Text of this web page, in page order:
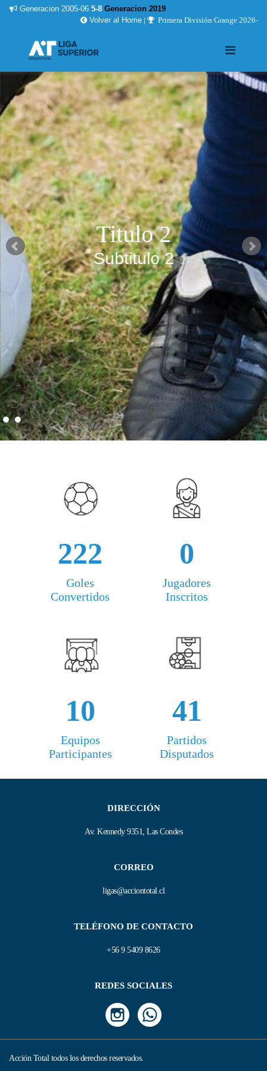
Generacion 2005-06 5-8 Generacion 2019
Volver al Home | Primera División Grange 2026-
Titulo 2
Subtitulo 2
222
Goles
Convertidos
0
Jugadores
Inscritos
10
Equipos
Participantes
41
Partidos
Disputados
DIRECCIÓN
Av. Kennedy 9351, Las Condes
CORREO
ligas@acciontotal.cl
TELÉFONO DE CONTACTO
+56 9 5409 8626
REDES SOCIALES
Acción Total todos los derechos reservados.